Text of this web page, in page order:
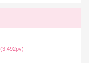
(3,492pv)